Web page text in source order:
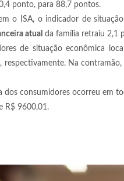
ponto, para 88,7 pontos.
o ISA, o indicador de
atual da família retraiu 2,1
de situação econômica
Na
consumidores ocorreu em
R$ 9600,01.